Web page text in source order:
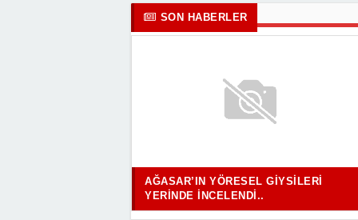
SON HABERLER
AĞASAR’IN YÖRESEL GIYSILERI
YERINDE İNCELENDI..